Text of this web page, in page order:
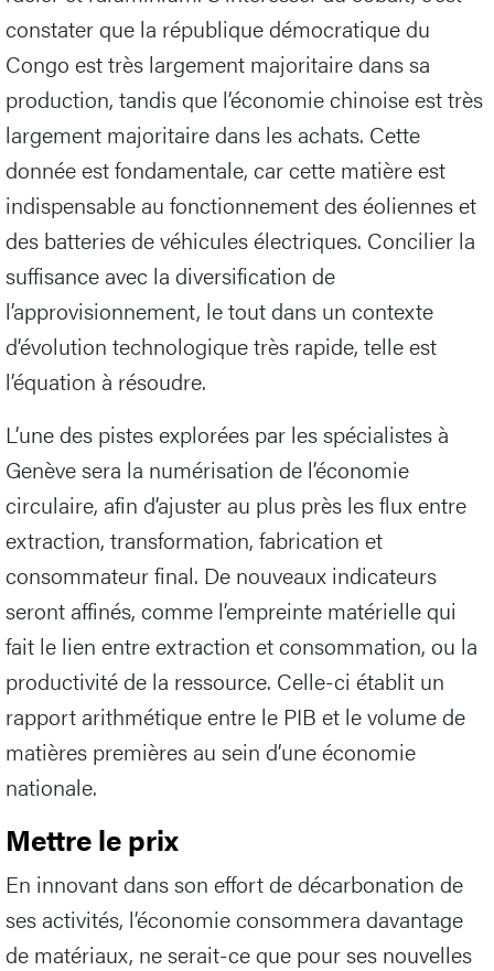
constater que la république démocratique du
Congo est très largement majoritaire dans sa
production, tandis que l’économie chinoise est très
largement majoritaire dans les achats. Cette
donnée est fondamentale, car cette matière est
indispensable au fonctionnement des éoliennes et
des batteries de véhicules électriques. Concilier la
suffisance avec la diversification de
l’approvisionnement, le tout dans un contexte
d’évolution technologique très rapide, telle est
l’équation à résoudre.
L’une des pistes explorées par les spécialistes à
Genève sera la numérisation de l’économie
circulaire, afin d’ajuster au plus près les flux entre
extraction, transformation, fabrication et
consommateur final. De nouveaux indicateurs
seront affinés, comme l’empreinte matérielle qui
fait le lien entre extraction et consommation, ou la
productivité de la ressource. Celle-ci établit un
rapport arithmétique entre le PIB et le volume de
matières premières au sein d’une économie
nationale.
Mettre le prix
En innovant dans son effort de décarbonation de
ses activités, l’économie consommera davantage
de matériaux, ne serait-ce que pour ses nouvelles